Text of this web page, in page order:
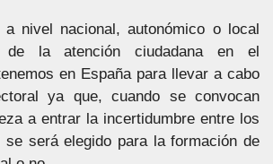
a nivel nacional, autonómico o local
la atención ciudadana en el
en España para llevar a cabo
ya que, cuando se convocan
a entrar la incertidumbre entre los
se será elegido para la formación de